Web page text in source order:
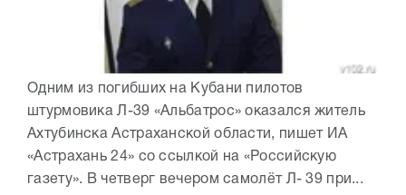
Одним из погибших на Кубани пилотов
штурмовика Л-39 «Альбатрос» оказался житель
Ахтубинска Астраханской области, пишет ИА
«Астрахань 24» со ссылкой на «Российскую
газету». В четверг вечером самолёт Л- 39 при...